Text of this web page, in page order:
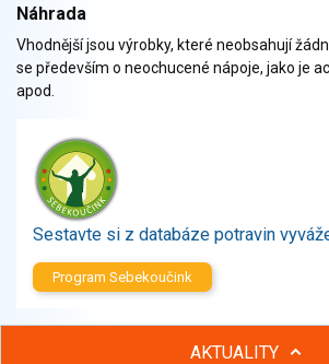
Restaurace, jídelny, hotová jídla
Fastfood
Studená kuchyně, lahůdkářské výrobky
Náhrada
Vhodnější jsou výrobky, které neobsahují
se především o neochucené nápoje, jako je
apod.
Sestavte si z databáze potravin
Program Sebekoučink
AKTUALITY